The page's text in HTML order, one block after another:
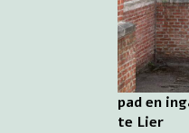
pad en
te Lier